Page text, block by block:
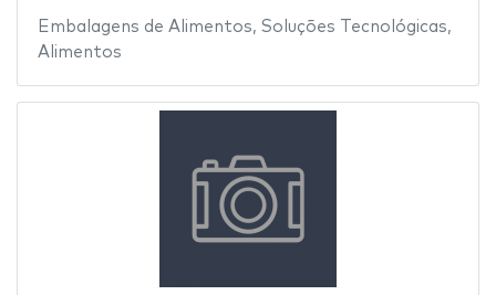
Embalagens de Alimentos, Soluções Tecnológicas,
Alimentos